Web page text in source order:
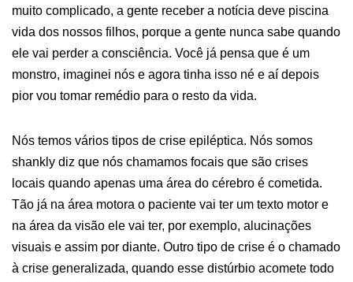
muito complicado, a gente receber a notícia deve piscina
vida dos nossos filhos, porque a gente nunca sabe quando
ele vai perder a consciência. Você já pensa que é um
monstro, imaginei nós e agora tinha isso né e aí depois
pior vou tomar remédio para o resto da vida.
Nós temos vários tipos de crise epiléptica. Nós somos
shankly diz que nós chamamos focais que são crises
locais quando apenas uma área do cérebro é cometida.
Tão já na área motora o paciente vai ter um texto motor e
na área da visão ele vai ter, por exemplo, alucinações
visuais e assim por diante. Outro tipo de crise é o chamado
à crise generalizada, quando esse distúrbio acomete todo